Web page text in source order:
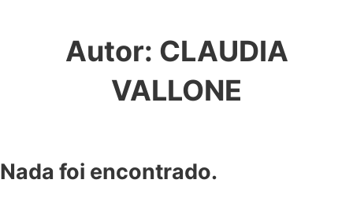
Autor: CLAUDIA
VALLONE
Nada foi encontrado.